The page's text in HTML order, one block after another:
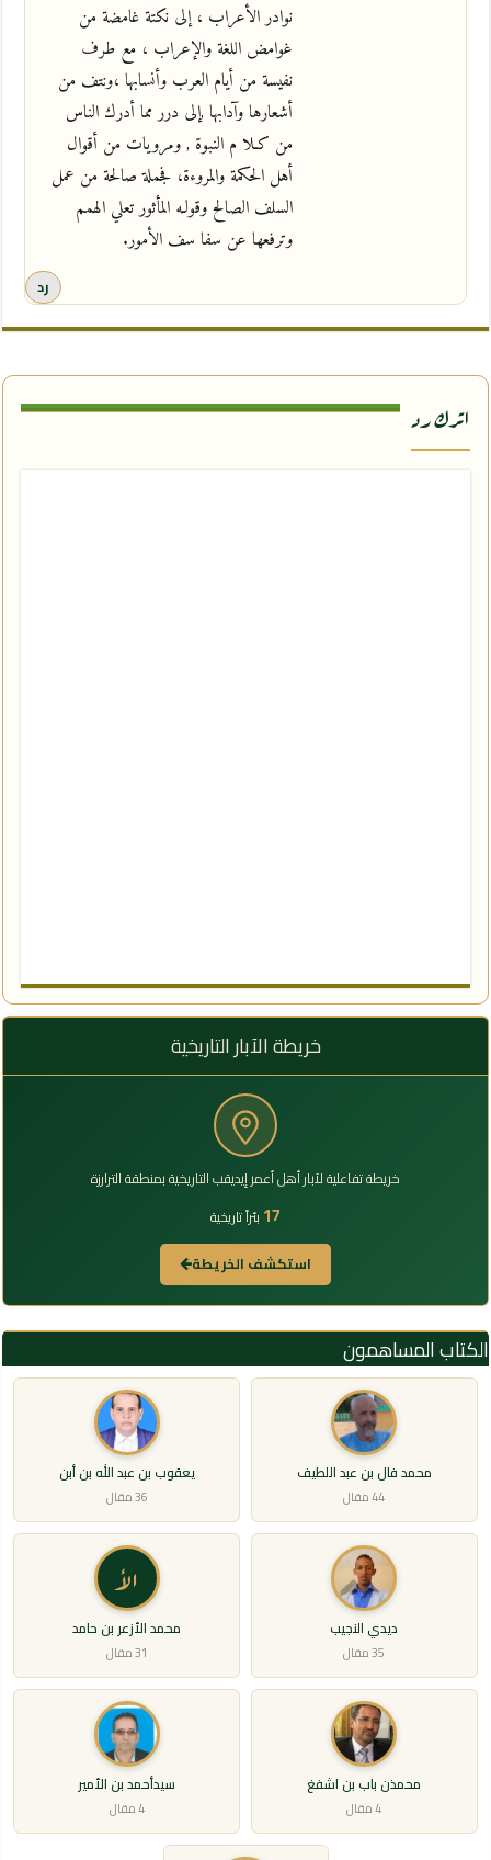
نوادر الأعراب ، إلى نكتة غامضة من
غوامض اللغة والإعراب ، مع طرف
نفيسة من أيام العرب وأنسابها ،ونتف من
أشعارها وآدابها ,إلى درر مما أدرك الناس
من كـلا م النبوة , ومرويات من أقوال
أهل الحكمة والمروءة، فجملة صالحة من عمل
السلف الصالح وقولـه المأثور تعلي الهمم
وترفعها عن سفا سف الأمور.
رد
اترك رد
خريطة الآبار التاريخية
خريطة تفاعلية لآبار أهل أعمر إيديقب التاريخية بمنطقة الترارزة
17 بئراً تاريخية
استكشف الخريطة
الكتاب المساهمون
محمد فال بن عبد اللطيف
44 مقال
يعقوب بن عبد الله بن أبن
36 مقال
ديدي النجيب
35 مقال
الأ
محمد الأزعر بن حامد
31 مقال
محمذن باب بن اشفغ
4 مقال
سيدأحمد بن الأمير
4 مقال